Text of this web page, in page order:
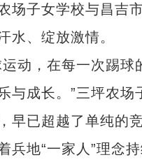
场子女学校与昌吉
水、绽放激情。
，在每一次踢球
与成长。”三坪农场
已超越了单纯的竞
兵地“一家人”理念